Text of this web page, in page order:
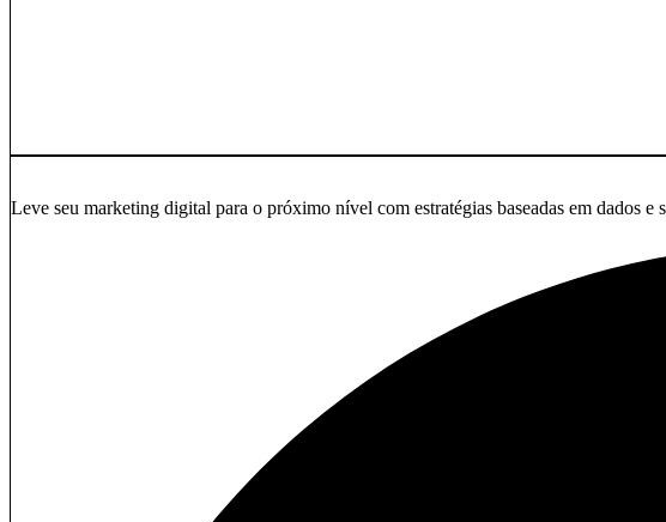
Leve seu marketing digital para o próximo nível com estratégias baseadas em dados